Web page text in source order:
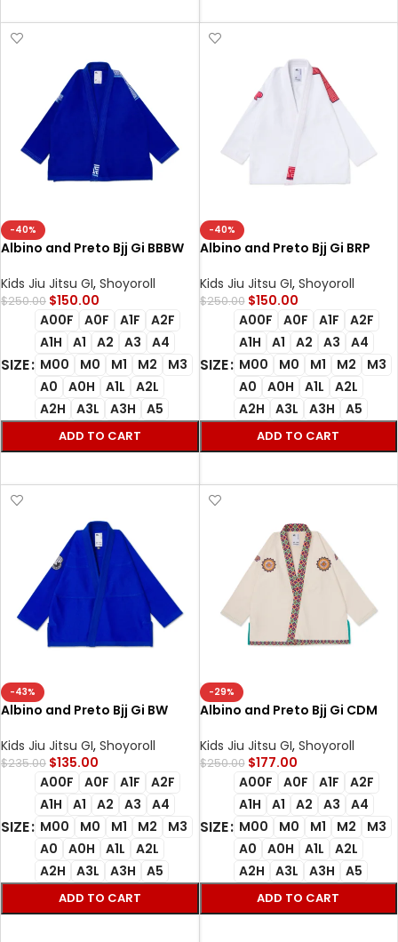
-40%
Albino and Preto Bjj Gi BBBW
with bag
Kids Jiu Jitsu GI, Shoyoroll
$250.00 $150.00
SIZE
A00F A0F A1F
A2F
A1H
A1 A2 A3
A4
M00
M0 M1 M2
M3
A0
A0H A1L
A2L
A2H
A3L A3H A5
ADD TO CART
-40%
Albino and Preto Bjj Gi BRP
with Bag
Kids Jiu Jitsu GI, Shoyoroll
$250.00 $150.00
SIZE
A00F A0F A1F
A2F
A1H
A1 A2 A3
A4
M00
M0 M1 M2
M3
A0
A0H A1L
A2L
A2H
A3L A3H A5
ADD TO CART
-43%
Albino and Preto Bjj Gi BW
bag
Kids Jiu Jitsu GI, Shoyoroll
$235.00 $135.00
SIZE
A00F A0F A1F
A2F
A1H
A1 A2 A3
A4
M00
M0 M1 M2
M3
A0
A0H A1L
A2L
A2H
A3L A3H A5
ADD TO CART
-29%
Albino and Preto Bjj Gi CDM
Kids Jiu Jitsu GI, Shoyoroll
$250.00 $177.00
SIZE
A00F A0F A1F
A2F
A1H
A1 A2 A3
A4
M00
M0 M1 M2
M3
A0
A0H A1L
A2L
A2H
A3L A3H A5
ADD TO CART